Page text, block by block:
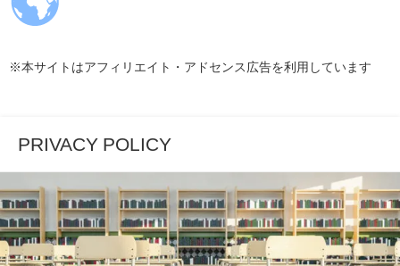
※本サイトはアフィリエイト・アドセンス広告を利用しています
PRIVACY POLICY